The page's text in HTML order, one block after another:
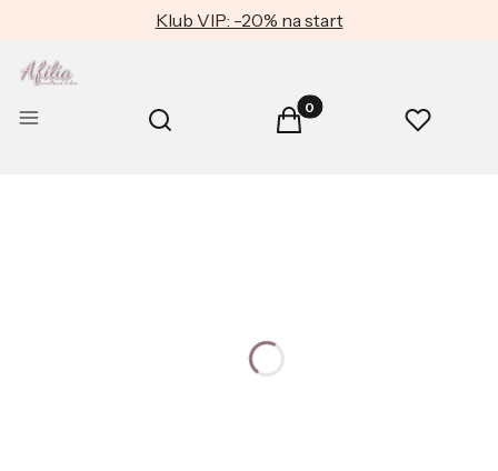
Klub VIP: -20% na start
Menu Otwórz wyszukiwarkę
Szukaj Produkty w koszyku: 0.
Koszyk Ulubione